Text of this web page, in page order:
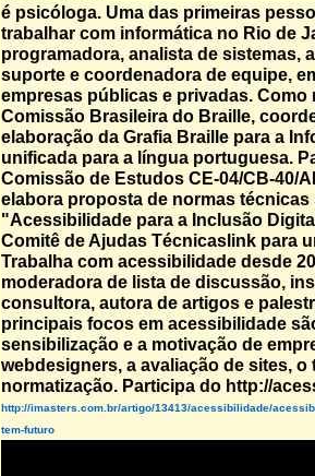
é psicóloga. Uma das primeiras
trabalhar com informática no Rio de
programadora, analista de sistemas,
suporte e coordenadora de equipe,
empresas públicas e privadas. Como
Comissão Brasileira do Braille,
elaboração da Grafia Braille para a
unificada para a língua portuguesa.
Comissão de Estudos CE-04/CB-40/
elabora proposta de normas técnicas
"Acessibilidade para a Inclusão
Comitê de Ajudas Técnicaslink para
Trabalha com acessibilidade desde
moderadora de lista de discussão,
consultora, autora de artigos e
principais focos em acessibilidade
sensibilização e a motivação de
webdesigners, a avaliação de sites, o
normatização. Participa do http://
http://imasters.com.br/artigo/13413/acessibilidade/
tem-futuro